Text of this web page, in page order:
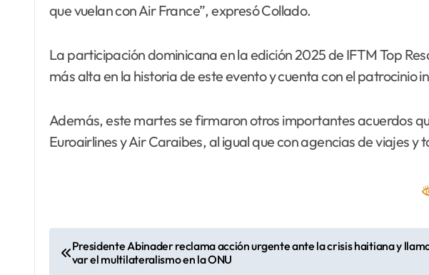
que vuelan con Air France”, expresó Collado.
La participación dominicana en la edición 2025 de IFTM Top
más alta en la historia de este evento y cuenta con el patrocinio
Además, este martes se firmaron otros importantes acuerdos
Euroairlines y Air Caraibes, al igual que con agencias de viajes y
N Presidente Abinader reclama acción urgente ante la crisis haitiana y
var el multilateralismo en la ONU